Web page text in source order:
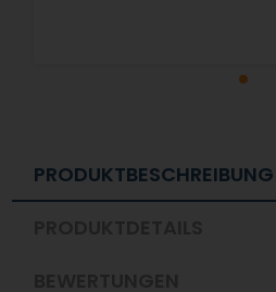
PRODUKTBESCHREIBUNG